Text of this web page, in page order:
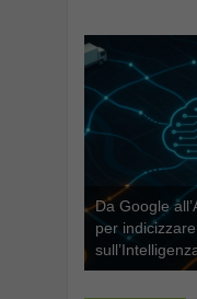
Da Google
per